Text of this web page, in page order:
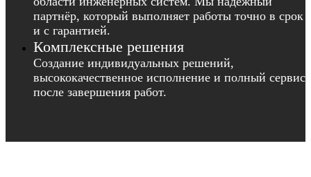
партнёр, который выполняет работы точно в срок
и с гарантией.
Комплексные решения
Создание индивидуальных решений,
высококачественное исполнение и полный сервис
после завершения работ.